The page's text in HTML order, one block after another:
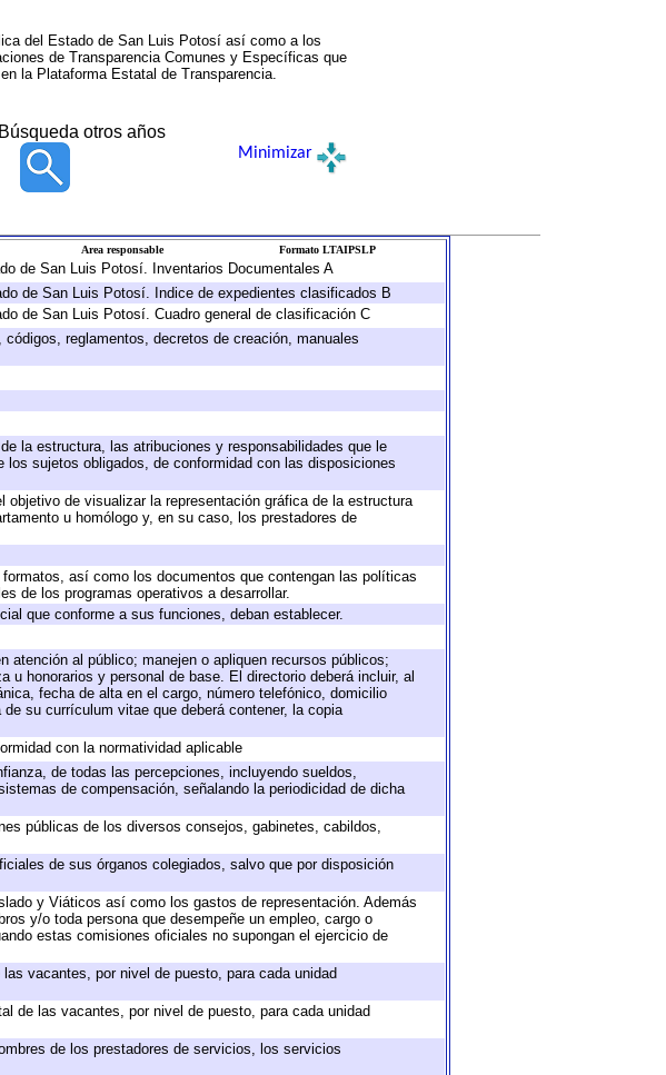
del Estado de San Luis Potosí así como a los
de Transparencia Comunes y Específicas que
la Plataforma Estatal de Transparencia.
otros años
Minimizar
Area responsable Formato LTAIPSLP
de San Luis Potosí. Inventarios Documentales A
de San Luis Potosí. Indice de expedientes clasificados B
de San Luis Potosí. Cuadro general de clasificación C
reglamentos, decretos de creación, manuales
la estructura, las atribuciones y responsabilidades que le
sujetos obligados, de conformidad con las disposiciones
de visualizar la representación gráfica de la estructura
u homólogo y, en su caso, los prestadores de
así como los documentos que contengan las políticas
de los programas operativos a desarrollar.
que conforme a sus funciones, deban establecer.
atención al público; manejen o apliquen recursos públicos;
honorarios y personal de base. El directorio deberá incluir, al
fecha de alta en el cargo, número telefónico, domicilio
su currículum vitae que deberá contener, la copia
con la normatividad aplicable
de todas las percepciones, incluyendo sueldos,
de compensación, señalando la periodicidad de dicha
públicas de los diversos consejos, gabinetes, cabildos,
de sus órganos colegiados, salvo que por disposición
y Viáticos así como los gastos de representación. Además
y/o toda persona que desempeñe un empleo, cargo o
estas comisiones oficiales no supongan el ejercicio de
vacantes, por nivel de puesto, para cada unidad
de las vacantes, por nivel de puesto, para cada unidad
de los prestadores de servicios, los servicios